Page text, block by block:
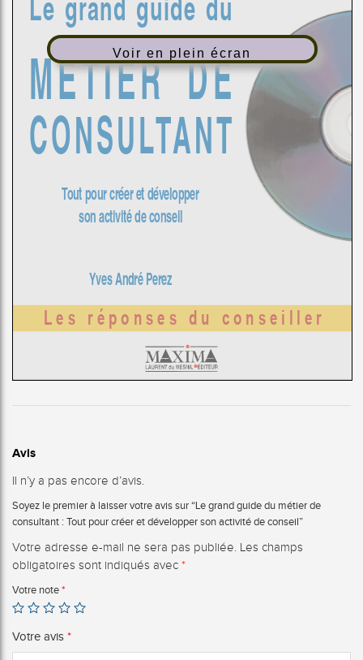
Voir en plein écran
Avis
Il n’y a pas encore d’avis.
Soyez le premier à laisser votre avis sur “Le grand guide du métier de
consultant : Tout pour créer et développer son activité de conseil”
Votre adresse e-mail ne sera pas publiée. Les champs
obligatoires sont indiqués avec *
Votre note *
Votre avis *